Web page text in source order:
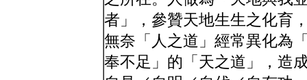
者」，參贊天地生生之化育
無奈「人之道」經常異化為
奉不足」的「天之道」，造